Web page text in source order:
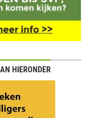
HIERONDER